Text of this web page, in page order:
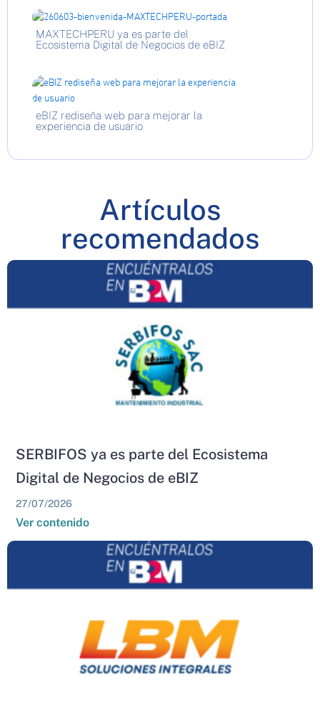
MAXTECHPERU ya es parte del
Ecosistema Digital de Negocios de eBIZ
eBIZ rediseña web para mejorar la
experiencia de usuario
Artículos
recomendados
SERBIFOS ya es parte del Ecosistema
Digital de Negocios de eBIZ
27/07/2026
Ver contenido